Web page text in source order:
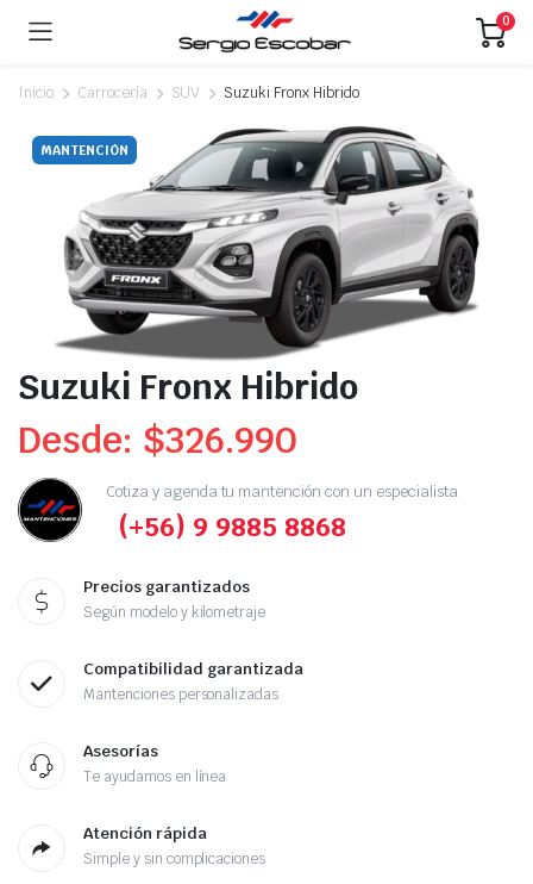
0
Inicio Carrocería SUV Suzuki Fronx Hibrido
MANTENCIÓN
Suzuki Fronx Hibrido
Desde: $326.990
Cotiza y agenda tu mantención con un especialista
(+56) 9 9885 8868
Precios garantizados
Según modelo y kilometraje
Compatibilidad garantizada
Mantenciones personalizadas
Asesorías
Te ayudamos en línea
Atención rápida
Simple y sin complicaciones